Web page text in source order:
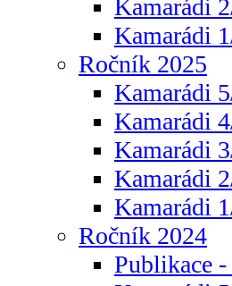
Kamarádi
Kamarádi
Ročník 2025
Kamarádi
Kamarádi
Kamarádi
Kamarádi
Kamarádi
Ročník 2024
Publikace